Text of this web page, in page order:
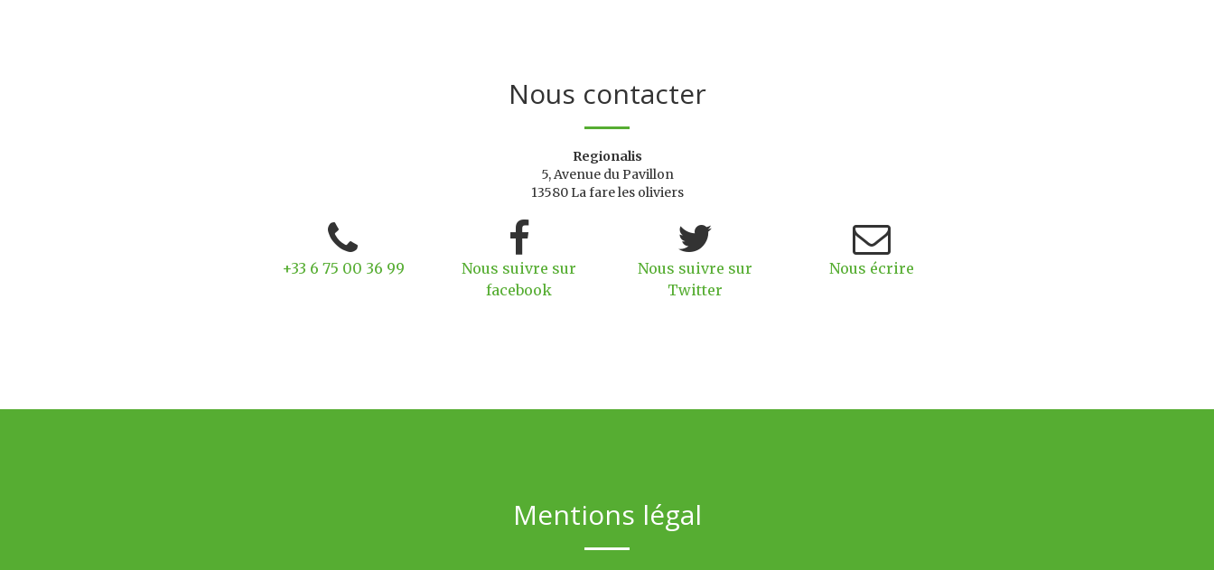
Nous contacter
Regionalis
5, Avenue du Pavillon
13580 La fare les oliviers
+33 6 75 00 36 99
Nous suivre sur
facebook
Nous suivre sur
Twitter
Nous écrire
Mentions légal